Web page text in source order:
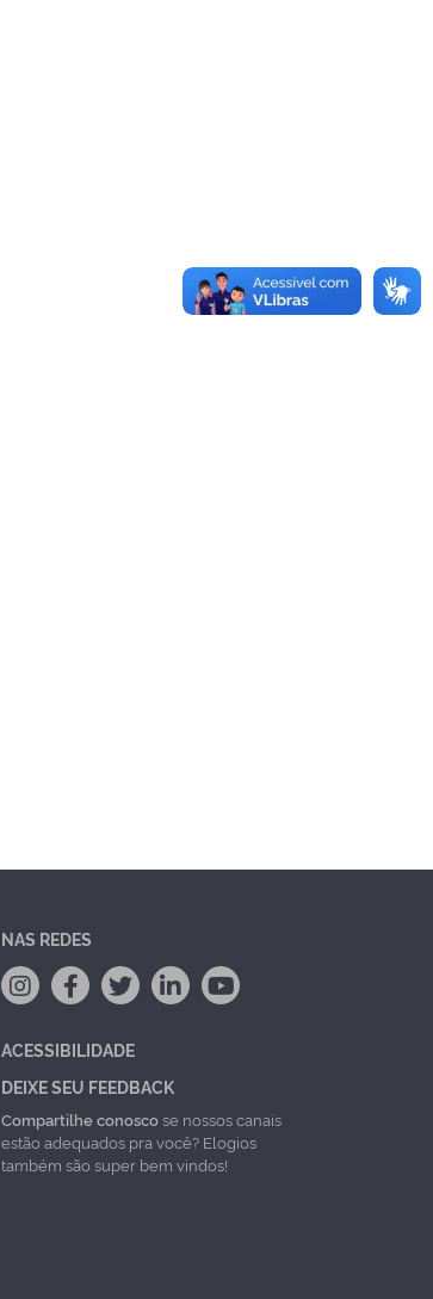
NAS REDES
ACESSIBILIDADE
DEIXE SEU FEEDBACK
Compartilhe conoscose nossos canais
estão adequados pra você? Elogios
também são super bem vindos!